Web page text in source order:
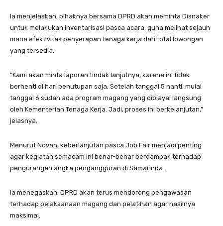
Ia menjelaskan, pihaknya bersama DPRD akan meminta Disnaker
untuk melakukan inventarisasi pasca acara, guna melihat sejauh
mana efektivitas penyerapan tenaga kerja dari total lowongan
yang tersedia.
“Kami akan minta laporan tindak lanjutnya, karena ini tidak
berhenti di hari penutupan saja. Setelah tanggal 5 nanti, mulai
tanggal 6 sudah ada program magang yang dibiayai langsung
oleh Kementerian Tenaga Kerja. Jadi, proses ini berkelanjutan,”
jelasnya.
Menurut Novan, keberlanjutan pasca Job Fair menjadi penting
agar kegiatan semacam ini benar-benar berdampak terhadap
pengurangan angka pengangguran di Samarinda.
Ia menegaskan, DPRD akan terus mendorong pengawasan
terhadap pelaksanaan magang dan pelatihan agar hasilnya
maksimal.